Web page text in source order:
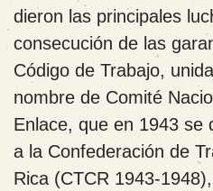
dieron las principales
consecución de las
Código de Trabajo,
nombre de Comité
Enlace, que en 1943 se
a la Confederación de
Rica (CTCR 1943-